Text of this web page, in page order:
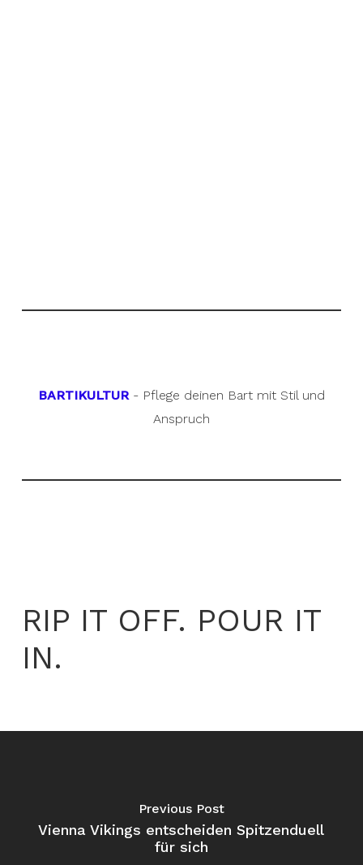
BARTIKULTUR- Pflege deinen Bart mit Stil und
Anspruch
RIP IT OFF. POUR IT
IN.
Previous Post
Vienna Vikings entscheiden Spitzenduell
für sich